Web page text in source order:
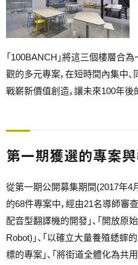
「100BANCH」將這三個樓層合
觀的多元專案，在短時間內集中
戰嶄新價值創造，讓未來100年後
第一期獲選的專案
從第一期公開募集期間(2017年4
的68件專案中，經由21名導師審
配音型翻譯機的開發」、「開放
Robot)」、「以確立大量養殖蟋
標的專案」、「將街道全體化為共